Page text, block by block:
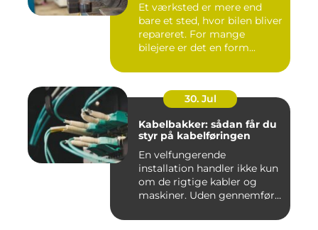
Et værksted er mere end
bare et sted, hvor bilen bliver
repareret. For mange
bilejere er det en form...
30. Jul
Kabelbakker: sådan får du
styr på kabelføringen
En velfungerende
installation handler ikke kun
om de rigtige kabler og
maskiner. Uden gennemført